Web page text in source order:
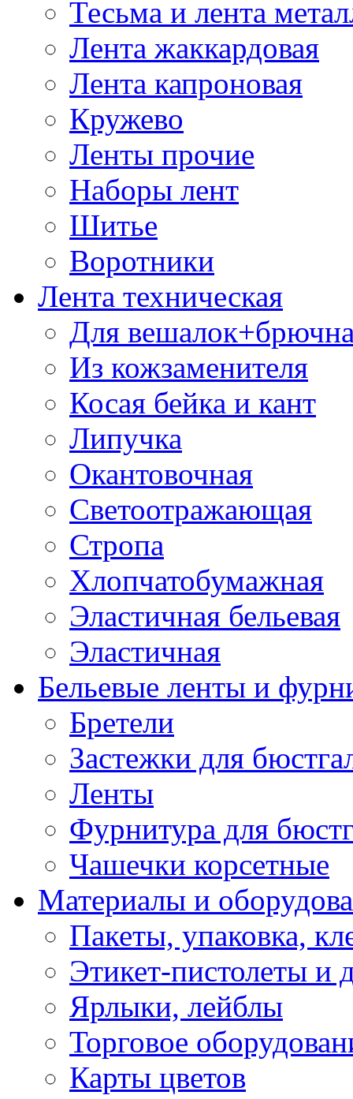
Тесьма и лента
Лента жаккардовая
Лента капроновая
Кружево
Ленты прочие
Наборы лент
Шитье
Воротники
Лента техническая
Для
Из кожзаменителя
Косая бейка и кант
Липучка
Окантовочная
Светоотражающая
Стропа
Хлопчатобумажная
Эластичная бельевая
Эластичная
Бельевые ленты и
Бретели
Застежки для
Ленты
Фурнитура для
Чашечки корсетные
Материалы и
Пакеты, упаковка,
Этикет-пистолеты и
Ярлыки, лейблы
Торговое
Карты цветов